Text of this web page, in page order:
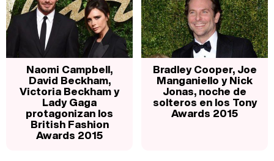
Naomi Campbell,
David Beckham,
Victoria Beckham y
Lady Gaga
protagonizan los
British Fashion
Awards 2015
Bradley Cooper, Joe
Manganiello y Nick
Jonas, noche de
solteros en los Tony
Awards 2015